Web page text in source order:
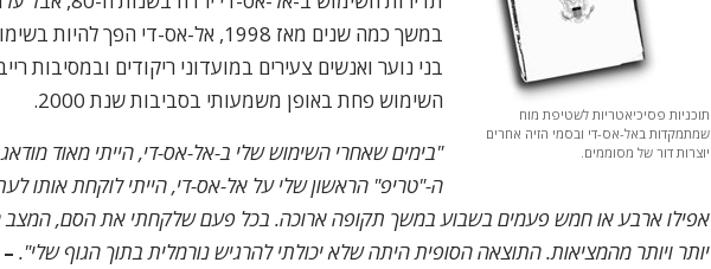
תוכניות פסיכיאטריות לשטיפת מוח
שמתמקדות באל-אס-די ובסמי הזיה אחרים
יוצרות דור של מסוממים.
במשך כמה שנים מאז 1998, אל-אס-די הפך
בני נוער ואנשים צעירים במועדוני ריקודים ובמסיבות
השימוש פחת באופן משמעותי בסביבות שנת 2000.
"בימים שאחרי השימוש שלי ב-אל-אס-די, הייתי מאוד
ה-"טריפ" הראשון שלי על אל-אס-די, הייתי לוקחת אותו
אפילו ארבע או חמש פעמים בשבוע במשך תקופה ארוכה. בכל פעם שלקחתי את הסם, המצב
יותר ויותר מהמציאות. התוצאה הסופית היתה שלא יכולתי להרגיש נורמלית בתוך הגוף שלי".